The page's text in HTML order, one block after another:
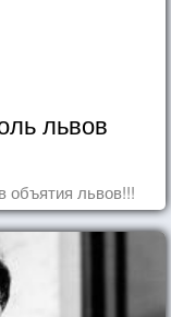
львов
объятия львов!!!